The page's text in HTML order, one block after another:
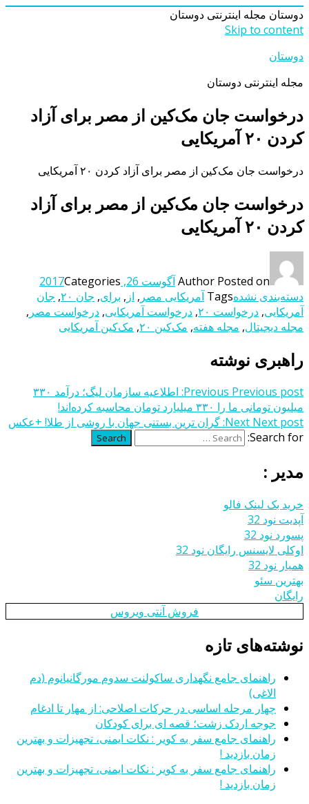
دوستان مجله اینترنتی دوستان
Skip to content
دوستان
مجله اینترنتی دوستان
درخواست جان مک‌کین از مصر برای آزاد
کردن ۲۰ آمریکایی
درخواست جان مک‌کین از مصر برای آزاد کردن ۲۰ آمریکایی
درخواست جان مک‌کین از مصر برای آزاد
کردن ۲۰ آمریکایی
Author Posted on آگوست 26, 2017
Categories
دسته‌بندی نشدهTags آمریکایی مصر , از , برای, جان ۲۰ , جان
آمریکایی, درخواست ۲۰ , درخواست آمریکایی, درخواست مصر ,
مجله دیجیتال, مجله هفته, مک‌کین ۲۰ , مک‌کین آمریکایی
راهبری نوشته
Previous Previous post:
اطلاعیه سازمان لیگ؛ درآمد ۳۳۰
میلیون تومانی ما را ۳۳۰ میلیارد تومان محاسبه کرده‌اند!
Next Next post:
گران‌ ترین‌ بستنی‌ جهان با روشی از طلا! +عکس
Search for:
Search
مدیر :
خرید بک لینک فالو
آپدیت نود 32
پسورد نود 32
اوکلی لایسنس رایگان نود 32
همیار نود 32
بهترین سئو
رایگان
فروش آنتی ویروس
نوشته‌های تازه
راهنمای جامع نگهداری ساکولنت سدوم مورگانیانوم (دم
الاغی)
چهار مرحله اساسی در حرکات اصلاحی: از مهار تا ادغام
جوجه اردک زشت؛ قصه ای برای کودکان
راهنمای جامع سفر به کویر : نکات ایمنی، تجهیزات و بهترین
زمان بازدید !
راهنمای جامع سفر به کویر : نکات ایمنی، تجهیزات و بهترین
زمان بازدید !